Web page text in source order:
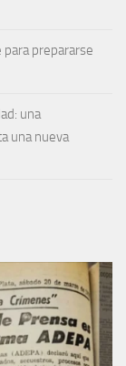
para prepararse
una
una nueva